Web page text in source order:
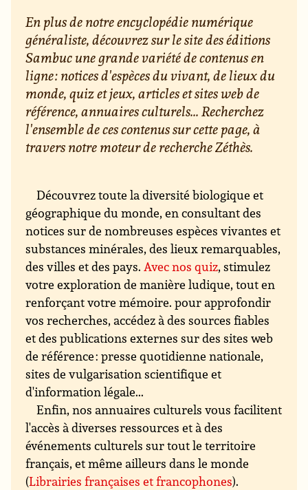
En plus de notre encyclopédie numérique
généraliste, découvrez sur le site des éditions
Sambuc une grande variété de contenus en
ligne : notices d'espèces du vivant, de lieux du
monde, quiz et jeux, articles et sites web de
référence, annuaires culturels... Recherchez
l'ensemble de ces contenus sur cette page, à
travers notre moteur de recherche Zéthès.
Découvrez toute la diversité biologique et
géographique du monde, en consultant des
notices sur de nombreuses espèces vivantes et
substances minérales, des lieux remarquables,
des villes et des pays.Avec nos quiz, stimulez
votre exploration de manière ludique, tout en
renforçant votre mémoire. pour approfondir
vos recherches, accédez à des sources fiables
et des publications externes sur des sites web
de référence : presse quotidienne nationale,
sites de vulgarisation scientifique et
d'information légale...
Enfin, nos annuaires culturels vous facilitent
l'accès à diverses ressources et à des
événements culturels sur tout le territoire
français, et même ailleurs dans le monde
(Librairies françaises et francophones).